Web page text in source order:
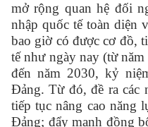
mở rộng quan hệ đối
nhập quốc tế toàn diện
bao giờ có được cơ đồ,
tế như ngày nay (từ
đến năm 2030, kỷ
Đảng. Từ đó, đề ra các
tiếp tục nâng cao năng
Đảng; đẩy mạnh đồng